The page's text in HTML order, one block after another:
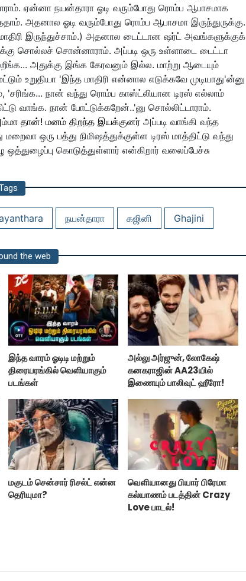
ஏன்னா நயன்தாரா ஓடி வரும்போது ரொம்ப ஆபாசமாக
அதனால ஓடி வரும்போது ரொம்ப ஆபாசமா இருந்துருக்கு.
இருந்துச்சாம்.) அதனால டைட்டான ஷர்ட் அவங்களுக்குக்
சொல்லச் சொன்னாராம். அப்படி ஒரு உள்ளாடை டைட்டா
அதுக்கு இங்க கேரவனும் இல்ல. மாற்று ஆடையும்
உறுதியா 'இந்த மாதிரி என்னால எடுக்கவே முடியாது'ன்னு
நான் வந்து ரொம்ப காஸ்ட்லியான டிரஸ் எல்லாம்
வாங்க. நான் போட்டுக்கறேன்..'னு சொல்லிட்டாராம்.
தான்! மனம் திறந்த இயக்குனர் அப்படி வாங்கி வந்த
ஒரு பத்து நிமிஷத்துக்குள்ள டிரஸ் மாத்திட்டு வந்து
ஒத்துழைப்பு கொடுத்துள்ளார் என்கிறார் வலைப்பேச்சு
நயன்தாரா கஜினி Ghajini
the web
இந்த வாரம் ஓடிடி மற்றும்
திரையரங்கில் வெளியாகும்
படங்கள்
அல்லு அர்ஜுன், லோகேஷ்
கனகராஜின் AA23யில்
இணையும் பாலிவுட் ஹீரோ!
மகுடம் சென்சார் ரிசல்ட் என்ன
தெரியுமா?
வெளியானது பியார் பிரேமா
கல்யாணம் படத்தின் Crazy
Love பாடல்!